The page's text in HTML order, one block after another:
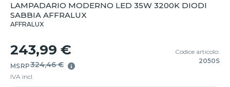
LAMPADARIO MODERNO LED 35W 3200K DIODI
SABBIA AFFRALUX
AFFRALUX
243,99 €
MSRP324,46 €
IVA incl.
Codice articolo:
2050S